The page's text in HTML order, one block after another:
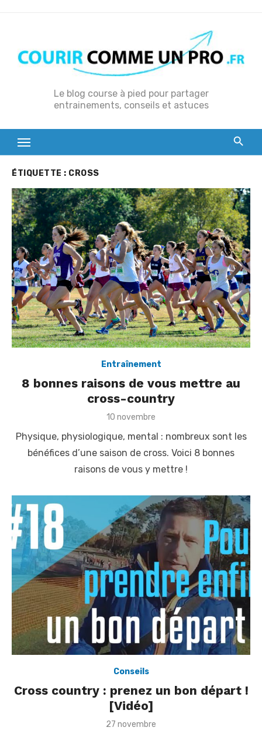
t
Le blog course à pied pour partager
entrainements, conseils et astuces
ÉTIQUETTE : CROSS
Entraînement
8 bonnes raisons de vous mettre au
cross-country
P
s
e
d
10 novembre
Physique, physiologique, mental : nombreux sont les
bénéfices d’une saison de cross. Voici 8 bonnes
raisons de vous y mettre !
Conseils
Cross country : prenez un bon départ !
[Vidéo]
P
27 novembre